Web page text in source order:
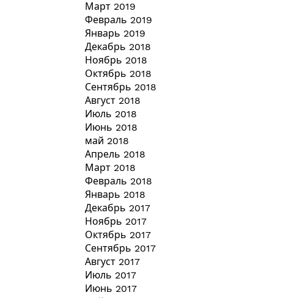
Март 2019
Февраль 2019
Январь 2019
Декабрь 2018
Ноябрь 2018
Октябрь 2018
Сентябрь 2018
Август 2018
Июль 2018
Июнь 2018
май 2018
Апрель 2018
Март 2018
Февраль 2018
Январь 2018
Декабрь 2017
Ноябрь 2017
Октябрь 2017
Сентябрь 2017
Август 2017
Июль 2017
Июнь 2017